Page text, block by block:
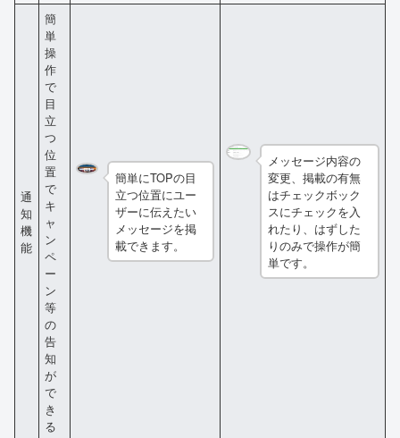
通
知
機
能
簡
単
操
作
で
目
立
つ
位
置
で
キ
ャ
ン
ペ
ー
ン
等
の
告
知
が
で
き
る
簡単にTOPの目
立つ位置にユー
ザーに伝えたい
メッセージを掲
載できます。
メッセージ内容の
変更、掲載の有無
はチェックボック
スにチェックを入
れたり、はずした
りのみで操作が簡
単です。